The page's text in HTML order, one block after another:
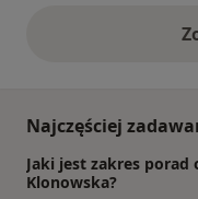
Najczęściej
Jaki jest zakres porad
Klonowska?